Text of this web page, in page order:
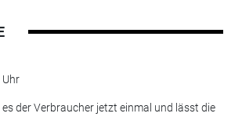
Uhr
der Verbraucher jetzt einmal und lässt die